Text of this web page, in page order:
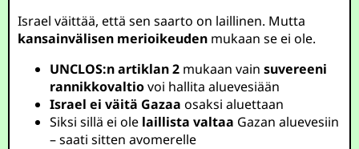
Israel väittää, että sen saarto on laillinen. Mutta
kansainvälisen merioikeuden mukaan se ei ole.
UNCLOS:n artiklan 2 mukaan vainsuvereeni
rannikkovaltiovoi hallita aluevesiään
Israel ei väitä Gazaa osaksi aluettaan
Siksi sillä ei ole laillista valtaa Gazan aluevesiin
– saati sitten avomerelle